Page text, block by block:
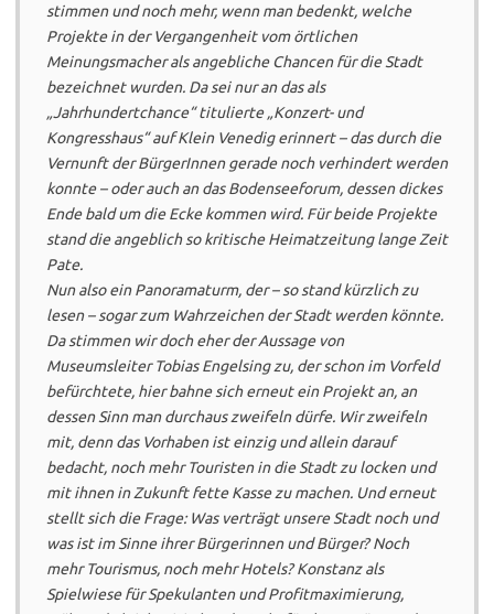
stimmen und noch mehr, wenn man bedenkt, welche
Projekte in der Vergangenheit vom örtlichen
Meinungsmacher als angebliche Chancen für die Stadt
bezeichnet wurden. Da sei nur an das als
„Jahrhundertchance“ titulierte „Konzert- und
Kongresshaus“ auf Klein Venedig erinnert – das durch die
Vernunft der BürgerInnen gerade noch verhindert werden
konnte – oder auch an das Bodenseeforum, dessen dickes
Ende bald um die Ecke kommen wird. Für beide Projekte
stand die angeblich so kritische Heimatzeitung lange Zeit
Pate.
Nun also ein Panoramaturm, der – so stand kürzlich zu
lesen – sogar zum Wahrzeichen der Stadt werden könnte.
Da stimmen wir doch eher der Aussage von
Museumsleiter Tobias Engelsing zu, der schon im Vorfeld
befürchtete, hier bahne sich erneut ein Projekt an, an
dessen Sinn man durchaus zweifeln dürfe. Wir zweifeln
mit, denn das Vorhaben ist einzig und allein darauf
bedacht, noch mehr Touristen in die Stadt zu locken und
mit ihnen in Zukunft fette Kasse zu machen. Und erneut
stellt sich die Frage: Was verträgt unsere Stadt noch und
was ist im Sinne ihrer Bürgerinnen und Bürger? Noch
mehr Tourismus, noch mehr Hotels? Konstanz als
Spielwiese für Spekulanten und Profitmaximierung,